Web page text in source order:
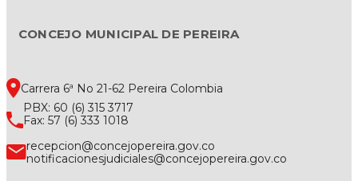
CONCEJO MUNICIPAL DE PEREIRA
Carrera 6ª No 21-62 Pereira Colombia
PBX: 60 (6) 315 3717
Fax: 57 (6) 333 1018
recepcion@concejopereira.gov.co
notificacionesjudiciales@concejopereira.gov.co